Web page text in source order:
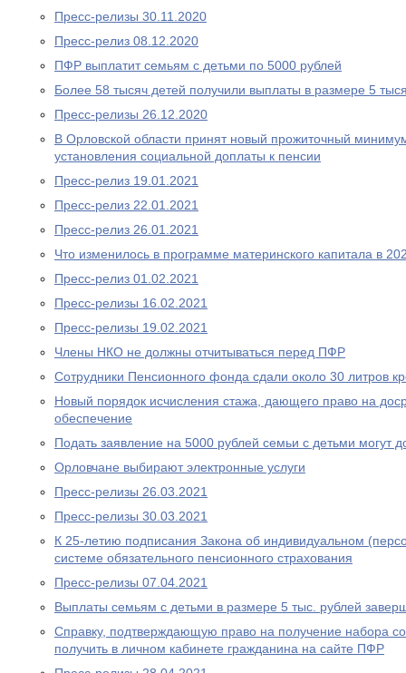
Пресс-релизы 30.11.2020
Пресс-релиз 08.12.2020
ПФР выплатит семьям с детьми по 5000 рублей
Более 58 тысяч детей получили выплаты в размере 5
Пресс-релизы 26.12.2020
В Орловской области принят новый прожиточный
установления социальной доплаты к пенсии
Пресс-релиз 19.01.2021
Пресс-релиз 22.01.2021
Пресс-релиз 26.01.2021
Что изменилось в программе материнского капитала в
Пресс-релиз 01.02.2021
Пресс-релизы 16.02.2021
Пресс-релизы 19.02.2021
Члены НКО не должны отчитываться перед ПФР
Сотрудники Пенсионного фонда сдали около 30 литров
Новый порядок исчисления стажа, дающего право на
обеспечение
Подать заявление на 5000 рублей семьи с детьми могут
Орловчане выбирают электронные услуги
Пресс-релизы 26.03.2021
Пресс-релизы 30.03.2021
К 25-летию подписания Закона об индивидуальном
системе обязательного пенсионного страхования
Пресс-релизы 07.04.2021
Выплаты семьям с детьми в размере 5 тыс. рублей
Справку, подтверждающую право на получение набора
получить в личном кабинете гражданина на сайте ПФР